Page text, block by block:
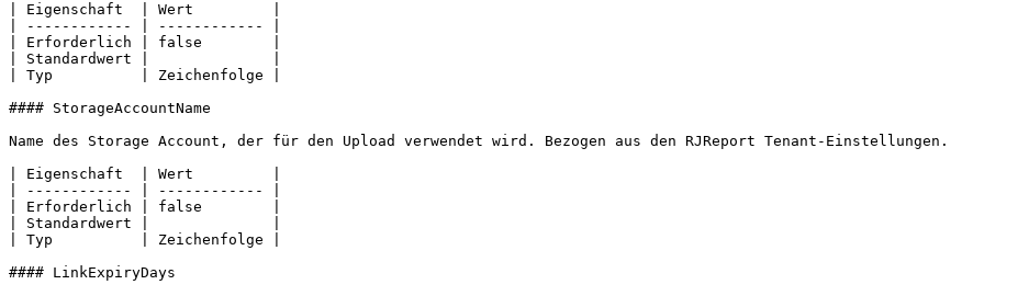
| Eigenschaft  | Wert         |
| ------------ | ------------ |
| Erforderlich | false        |
| Standardwert |              |
| Typ          | Zeichenfolge |
#### StorageAccountName
Name des Storage Account, der für den Upload verwendet wird. Bezogen aus den RJReport Tenant-Einstellungen.
| Eigenschaft  | Wert         |
| ------------ | ------------ |
| Erforderlich | false        |
| Standardwert |              |
| Typ          | Zeichenfolge |
#### LinkExpiryDays